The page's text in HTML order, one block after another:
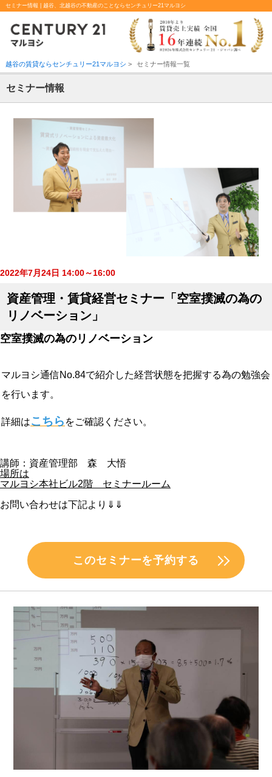
セミナー情報 | 越谷、北越谷の不動産のことならセンチュリー21マルヨシ
越谷の賃貸ならセンチュリー21マルヨシ > セミナー情報一覧
セミナー情報
2022年7月24日 14:00～16:00
資産管理・賃貸経営セミナー「空室撲滅の為の
リノベーション」
空室撲滅の為のリノベーション
マルヨシ通信No.84で紹介した経営状態を把握する為の勉強会
を行います。
詳細はこちら をご確認ください。
講師：資産管理部 森 大悟
場所は
マルヨシ本社ビル2階 セミナールーム
お問い合わせは下記より⇓⇓
このセミナーを予約する